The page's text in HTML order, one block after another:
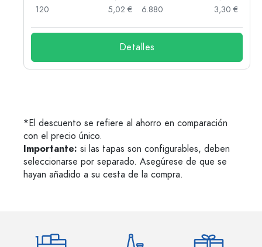
120
5,02 €
6.880
3,30 €
Detalles
*El descuento se refiere al ahorro en comparación
con el precio único.
Importante: si las tapas son configurables, deben
seleccionarse por separado. Asegúrese de que se
hayan añadido a su cesta de la compra.